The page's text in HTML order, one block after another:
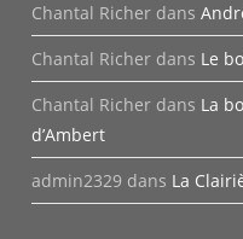
Chantal Richer dans
Chantal Richer dans Le
Chantal Richer dans La
d’Ambert
admin2329 dans La